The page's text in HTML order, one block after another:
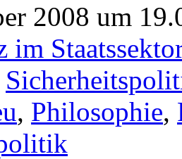
2008 um
im Staatssektor
, Philosophie,